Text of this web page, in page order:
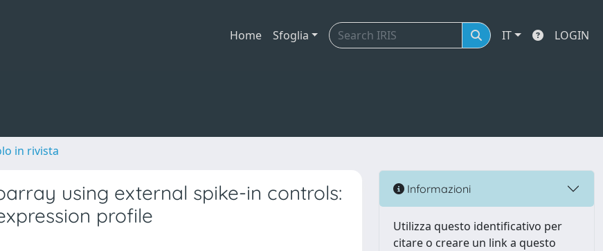
Home Sfoglia IT LOGIN
in rivista
using external spike-in controls:
profile
Informazioni
Utilizza questo identificativo per
citare o creare un link a questo